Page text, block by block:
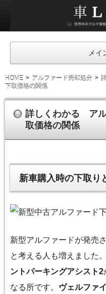
ラ
ボ
メイ
HOME アルファード売却処分
下取価格の関係
詳しくわかる ア
取価格の関係
新車購入時の下取り
新型アルファードが発売
と考える人も増えました
ントパーキングアシスト2
なる所です。
ヴェルファ